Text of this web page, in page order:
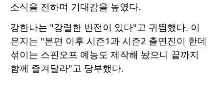
소식을 전하며 기대감을 높였다.
강한나는 "강렬한 반전이 있다"고 귀띔했다. 이
은지는 "본편 이후 시즌1과 시즌2 출연진이 한데
섞이는 스핀오프 예능도 제작해 놨으니 끝까지
함께 즐겨달라"고 당부했다.